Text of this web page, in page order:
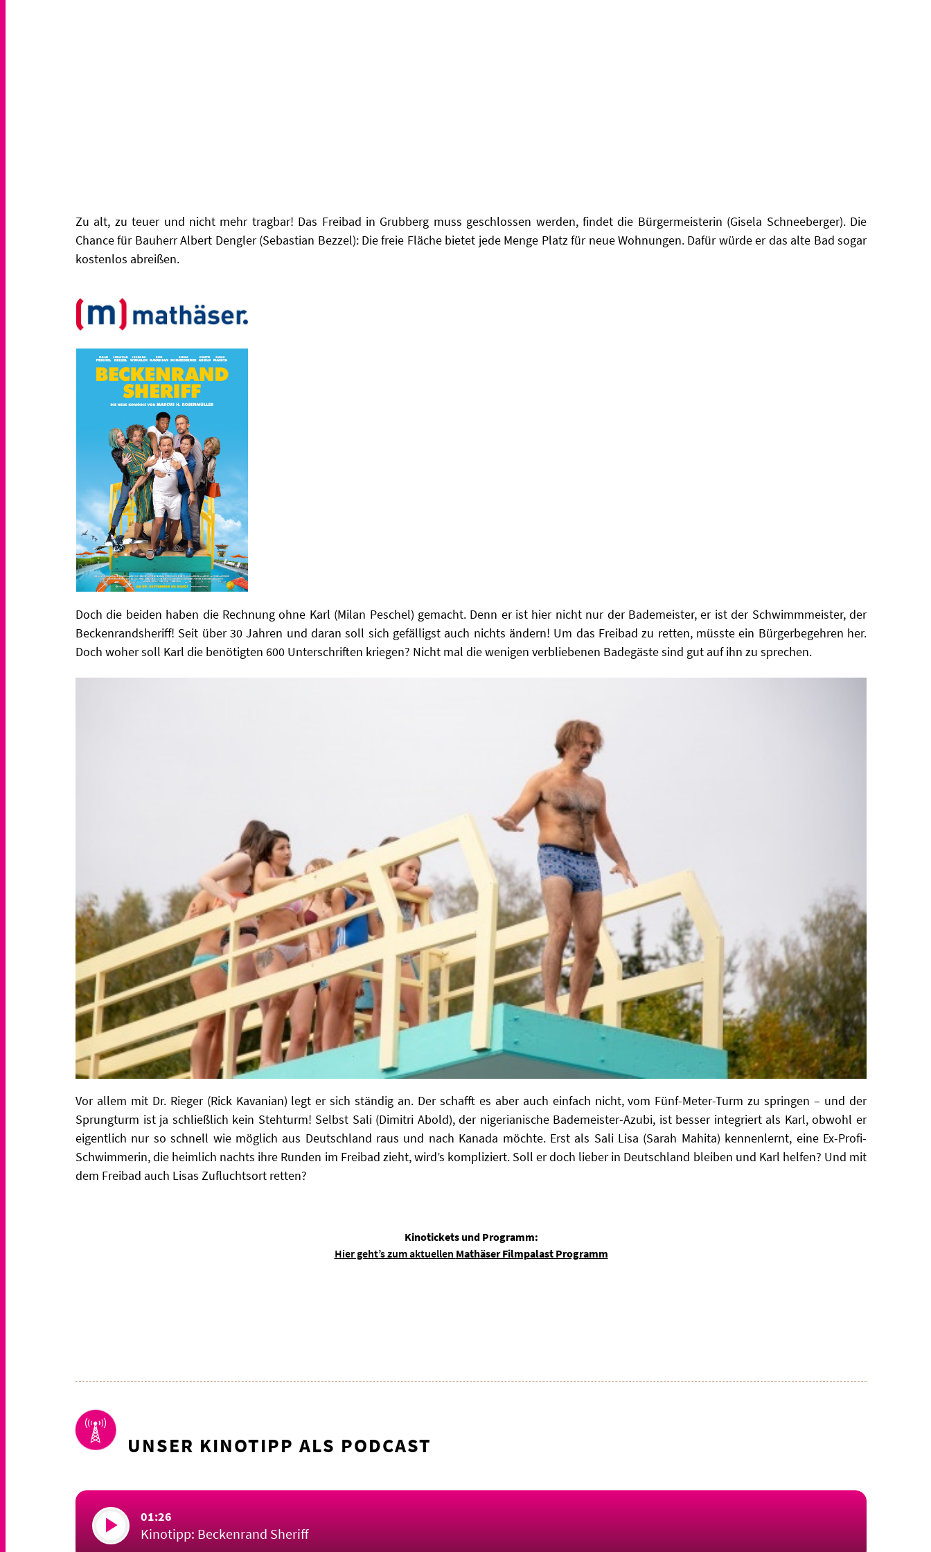
Zu alt, zu teuer und nicht mehr tragbar! Das Freibad in Grubberg muss geschlossen werden, findet die Bürgermeisterin (Gisela Schneeberger). Die
Chance für Bauherr Albert Dengler (Sebastian Bezzel): Die freie Fläche bietet jede Menge Platz für neue Wohnungen. Dafür würde er das alte Bad sogar
kostenlos abreißen.
Doch die beiden haben die Rechnung ohne Karl (Milan Peschel) gemacht. Denn er ist hier nicht nur der Bademeister, er ist der Schwimmmeister, der
Beckenrandsheriff! Seit über 30 Jahren und daran soll sich gefälligst auch nichts ändern! Um das Freibad zu retten, müsste ein Bürgerbegehren her.
Doch woher soll Karl die benötigten 600 Unterschriften kriegen? Nicht mal die wenigen verbliebenen Badegäste sind gut auf ihn zu sprechen.
Vor allem mit Dr. Rieger (Rick Kavanian) legt er sich ständig an. Der schafft es aber auch einfach nicht, vom Fünf-Meter-Turm zu springen – und der
Sprungturm ist ja schließlich kein Stehturm! Selbst Sali (Dimitri Abold), der nigerianische Bademeister-Azubi, ist besser integriert als Karl, obwohl er
eigentlich nur so schnell wie möglich aus Deutschland raus und nach Kanada möchte. Erst als Sali Lisa (Sarah Mahita) kennenlernt, eine Ex-Profi-
Schwimmerin, die heimlich nachts ihre Runden im Freibad zieht, wird’s kompliziert. Soll er doch lieber in Deutschland bleiben und Karl helfen? Und mit
dem Freibad auch Lisas Zufluchtsort retten?
Kinotickets und Programm:
Hier geht’s zum aktuellen Mathäser Filmpalast Programm
UNSER KINOTIPP ALS PODCAST
01:26
Kinotipp: Beckenrand Sheriff